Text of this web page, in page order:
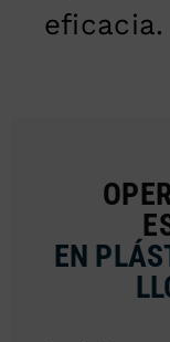
eficacia.
EN